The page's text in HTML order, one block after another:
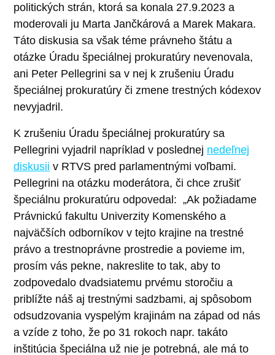
politických strán, ktorá sa konala 27.9.2023 a
moderovali ju Marta Jančkárová a Marek Makara.
Táto diskusia sa však téme právneho štátu a
otázke Úradu špeciálnej prokuratúry nevenovala,
ani Peter Pellegrini sa v nej k zrušeniu Úradu
špeciálnej prokuratúry či zmene trestných kódexov
nevyjadril.
K zrušeniu Úradu špeciálnej prokuratúry sa
Pellegrini vyjadril napríklad v poslednej nedeľnej
diskusii v RTVS pred parlamentnými voľbami.
Pellegrini na otázku moderátora, či chce zrušiť
špeciálnu prokuratúru odpovedal: „Ak požiadame
Právnickú fakultu Univerzity Komenského a
najväčších odborníkov v tejto krajine na trestné
právo a trestnoprávne prostredie a povieme im,
prosím vás pekne, nakreslite to tak, aby to
zodpovedalo dvadsiatemu prvému storočiu a
priblížte náš aj trestnými sadzbami, aj spôsobom
odsudzovania vyspelým krajinám na západ od nás
a vzíde z toho, že po 31 rokoch napr. takáto
inštitúcia špeciálna už nie je potrebná, ale má to